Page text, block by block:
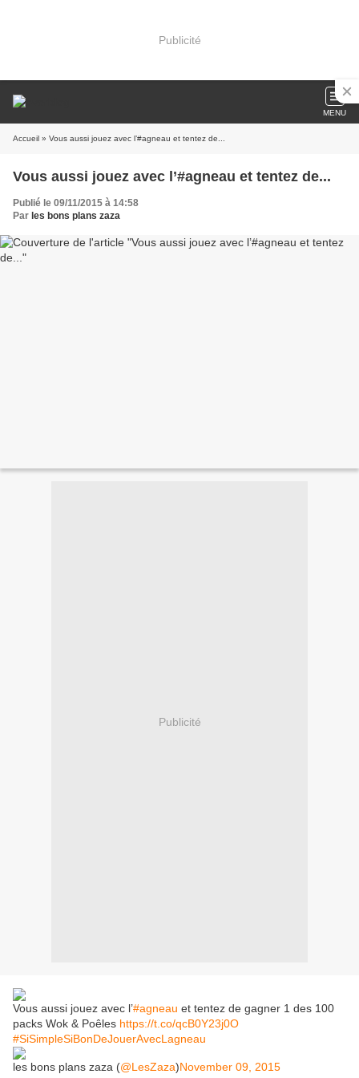
Publicité
MENU
Accueil » Vous aussi jouez avec l’#agneau et tentez de...
Vous aussi jouez avec l’#agneau et tentez de...
Publié le 09/11/2015 à 14:58
Par les bons plans zaza
Publicité
Vous aussi jouez avec l’#agneau et tentez de gagner 1 des 100
packs Wok & Poêles https://t.co/qcB0Y23j0O
#SiSimpleSiBonDeJouerAvecLagneau
les bons plans zaza (@LesZaza)November 09, 2015